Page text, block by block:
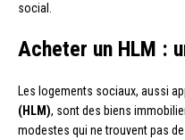
social.
Acheter un HLM :
Les logements sociaux, aussi
(HLM), sont des biens
modestes qui ne trouvent pas